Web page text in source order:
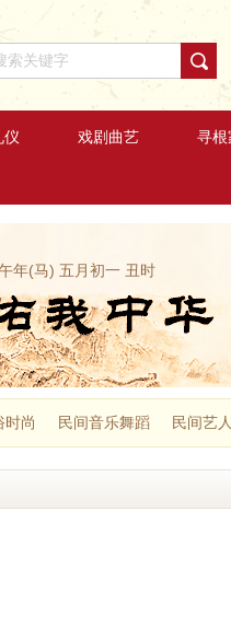
仪 戏剧曲艺 寻根
年(马) 五月初一 丑时
时尚 民间音乐舞蹈 民间艺人